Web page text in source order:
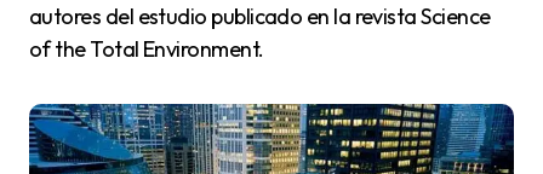
autores del estudio publicado en la revista Science
of the Total Environment.